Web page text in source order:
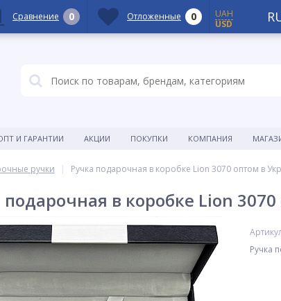
И ГАРАНТИИ АКЦИИ ПОКУПКИ КОМПАНИЯ
ручки Ручка подарочная в коробке Lion 3070 оптом в
подарочная в коробке Lion
Ручка
Сравнение 0 Отложенные 0
UAH
USD